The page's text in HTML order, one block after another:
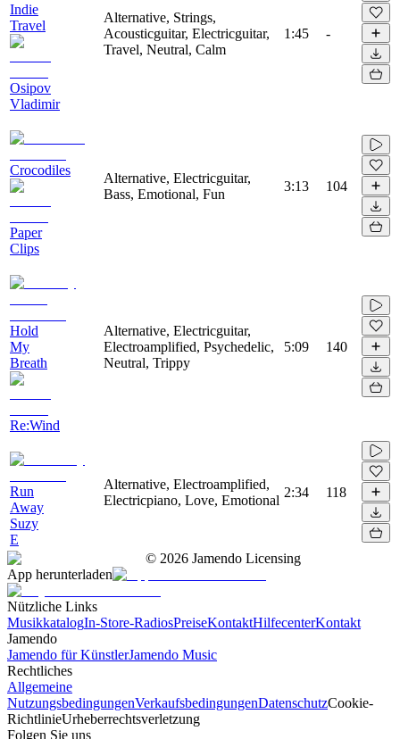
Indie
Travel
Osipov
Vladimir
Alternative, Strings,
Acousticguitar, Electricguitar,
Travel, Neutral, Calm
1:45 -
Сrocodiles
Paper
Clips
Alternative, Electricguitar,
Bass, Emotional, Fun
3:13 104
Hold
My
Breath
Re:Wind
Alternative, Electricguitar,
Electroamplified, Psychedelic,
Neutral, Trippy
5:09 140
Run
Away
Suzy
E
Alternative, Electroamplified,
Electricpiano, Love, Emotional
2:34 118
© 2026 Jamendo Licensing
App herunterladen
Nützliche Links
MusikkatalogIn-Store-RadiosPreiseKontaktHilfecenterKontakt
Jamendo
Jamendo für KünstlerJamendo Music
Rechtliches
Allgemeine
NutzungsbedingungenVerkaufsbedingungenDatenschutzCookie-
RichtlinieUrheberrechtsverletzung
Folgen Sie uns